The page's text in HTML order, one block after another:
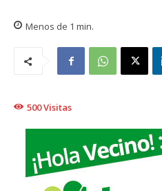
Menos de 1 min.
500Visitas